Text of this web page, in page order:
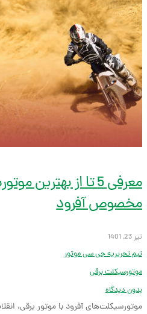
معرفی 5 تا از
مخصوص آفرود
تیر 23, 1401
تیم تحریریه جی سی موتور
موتورسیکلت برقی
بدون دیدگاه
موتورسیکلت‌های آفرود با موتور برقی،